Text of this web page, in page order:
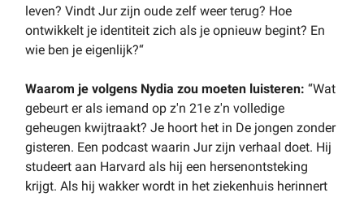
leven? Vindt Jur zijn oude zelf weer terug? Hoe
ontwikkelt je identiteit zich als je opnieuw begint? En
wie ben je eigenlijk?“
Waarom je volgens Nydia zou moeten luisteren: “Wat
gebeurt er als iemand op z'n 21e z'n volledige
geheugen kwijtraakt? Je hoort het in De jongen zonder
gisteren. Een podcast waarin Jur zijn verhaal doet. Hij
studeert aan Harvard als hij een hersenontsteking
krijgt. Als hij wakker wordt in het ziekenhuis herinnert